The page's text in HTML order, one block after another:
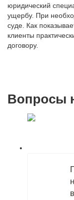
юридический
ущербу. При
суде. Как
клиенты
договору.
Вопросы